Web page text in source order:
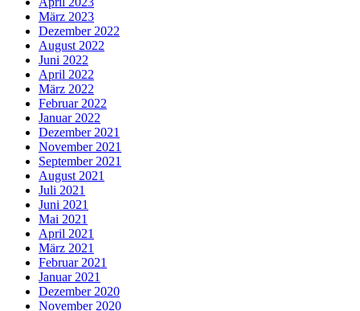
März 2023
Dezember 2022
August 2022
Juni 2022
April 2022
März 2022
Februar 2022
Januar 2022
Dezember 2021
November 2021
September 2021
August 2021
Juli 2021
Juni 2021
Mai 2021
April 2021
März 2021
Februar 2021
Januar 2021
Dezember 2020
November 2020